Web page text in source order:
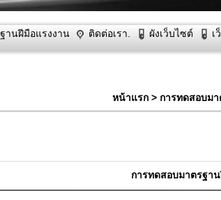
านฝีมือแรงงาน ติดต่อเรา. ผังเว็บไซต์ เ
หน้าแรก > การทดสอบม
การทดสอบมาตรฐา